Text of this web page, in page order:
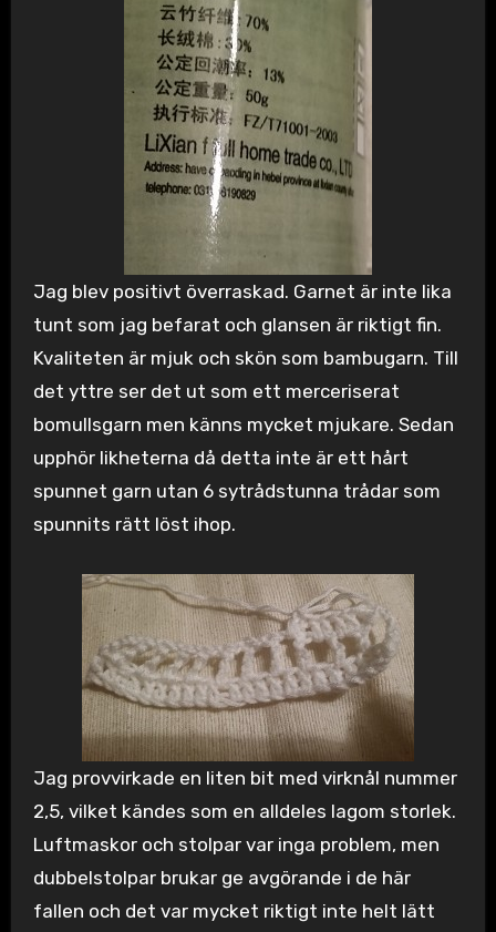
Jag blev positivt överraskad. Garnet är inte lika
tunt som jag befarat och glansen är riktigt fin.
Kvaliteten är mjuk och skön som bambugarn. Till
det yttre ser det ut som ett merceriserat
bomullsgarn men känns mycket mjukare. Sedan
upphör likheterna då detta inte är ett hårt
spunnet garn utan 6 sytrådstunna trådar som
spunnits rätt löst ihop.
Jag provvirkade en liten bit med virknål nummer
2,5, vilket kändes som en alldeles lagom storlek.
Luftmaskor och stolpar var inga problem, men
dubbelstolpar brukar ge avgörande i de här
fallen och det var mycket riktigt inte helt lätt